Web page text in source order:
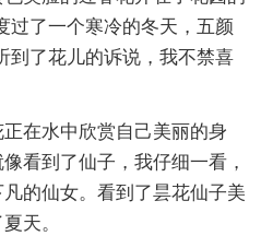
过了一个寒冷的冬天，五颜
到了花儿的诉说，我不禁喜
在水中欣赏自己美丽的身
看到了仙子，我仔细一看，
的仙女。看到了昙花仙子美
天。